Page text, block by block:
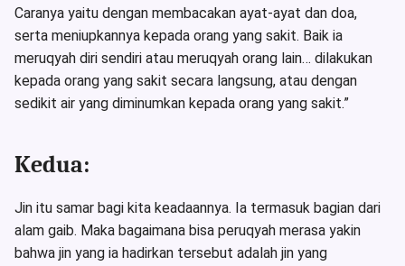
Caranya yaitu dengan membacakan ayat-ayat dan doa,
serta meniupkannya kepada orang yang sakit. Baik ia
meruqyah diri sendiri atau meruqyah orang lain… dilakukan
kepada orang yang sakit secara langsung, atau dengan
sedikit air yang diminumkan kepada orang yang sakit.”
Kedua:
Jin itu samar bagi kita keadaannya. Ia termasuk bagian dari
alam gaib. Maka bagaimana bisa peruqyah merasa yakin
bahwa jin yang ia hadirkan tersebut adalah jin yang